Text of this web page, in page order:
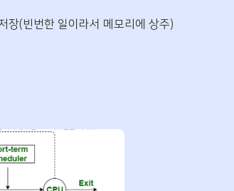
장(빈번한 일이라서 메모리에 상주)